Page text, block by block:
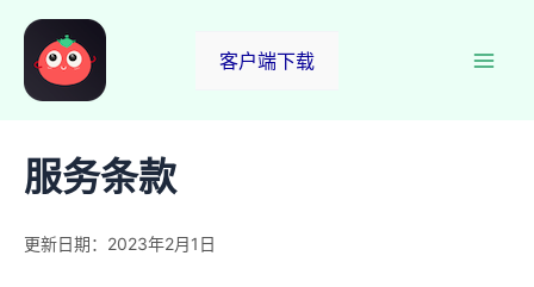
客户端下载
服务条款
更新日期：2023年2月1日